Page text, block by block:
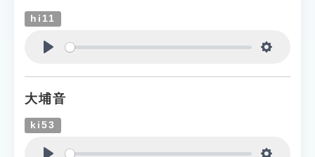
hi11
大埔音
ki53